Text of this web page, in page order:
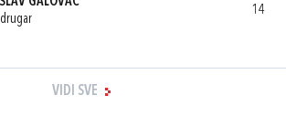
14
VIDI SVE